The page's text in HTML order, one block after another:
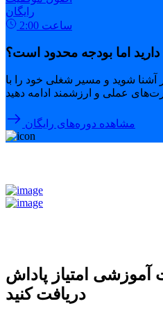
رایگان
2:00 ساعت
دارید اما بودجه محدود است؟
آشنا شوید و مسیر شغلی خود را با
مشاهده دوره‌های رایگان
آموزشی امتیاز پاداش
دریافت کنید